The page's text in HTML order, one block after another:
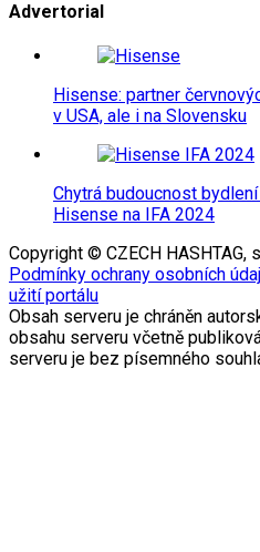
Advertorial
Hisense: partner
v USA, ale i na Slovensku
Chytrá budoucnost
Hisense na IFA 2024
Copyright © CZECH HASHTAG,
Podmínky ochrany osobních
užití portálu
Obsah serveru je chráněn
obsahu serveru včetně
serveru je bez písemného